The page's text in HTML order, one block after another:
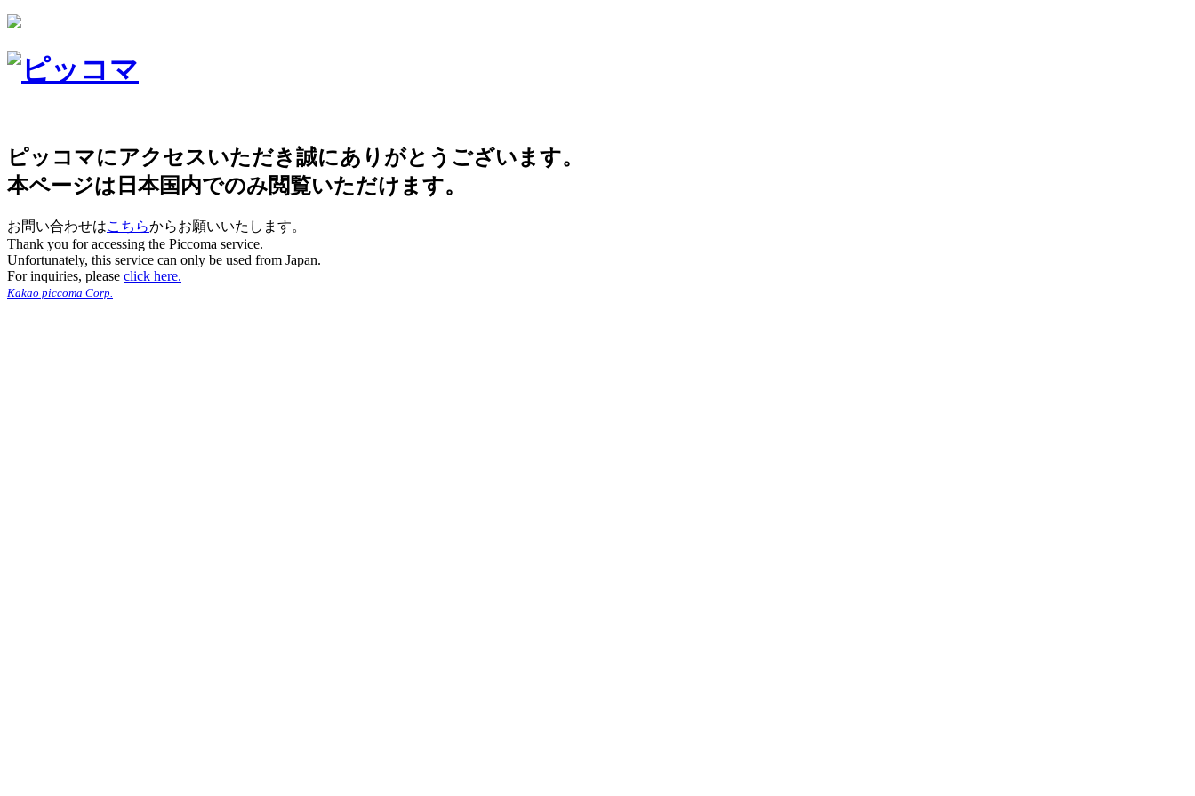
ピッコマにアクセスいただき誠にありがとうございます。
本ページは日本国内でのみ閲覧いただけます。
お問い合わせはこちらからお願いいたします。
Thank you for accessing the Piccoma service.
Unfortunately, this service can only be used from Japan.
For inquiries, please click here.
Kakao piccoma Corp.